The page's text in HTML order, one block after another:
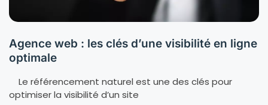
Agence web : les clés d’une visibilité en ligne
optimale
Le référencement naturel est une des clés pour
optimiser la visibilité d’un site